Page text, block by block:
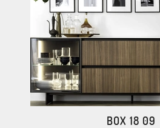
BOX 18 09